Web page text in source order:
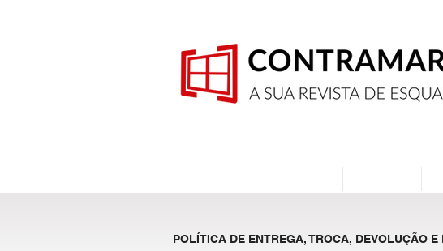
POLÍTICA DE ENTREGA, TROCA, DEVOLUÇÃO E